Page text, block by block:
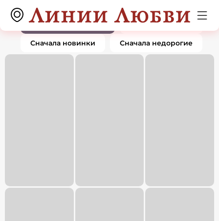
Подвески и кулоны0 товаров
По популярности
Сначала дорогие
Сначала новинки Сначала недорогие